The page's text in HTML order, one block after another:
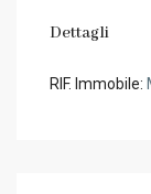
Dettagli
RIF. Immobile: